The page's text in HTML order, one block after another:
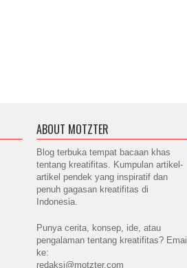
ABOUT MOTZTER
Blog terbuka tempat bacaan khas
tentang kreatifitas. Kumpulan artikel-
artikel pendek yang inspiratif dan
penuh gagasan kreatifitas di
Indonesia.
Punya cerita, konsep, ide, atau
pengalaman tentang kreatifitas? Email
ke:
redaksi@motzter.com